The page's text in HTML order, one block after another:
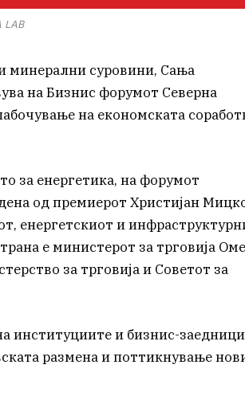
LAB
минерални суровини, Сања
на Бизнис форумот Северна
на економската
за енергетика, на форумот
од премиерот Христијан
енергетскиот и
е министерот за трговија
за трговија и Советот за
институциите и бизнис-
размена и поттикнување